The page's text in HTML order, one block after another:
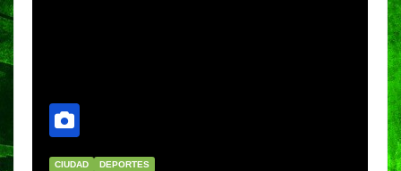
CIUDAD DEPORTES